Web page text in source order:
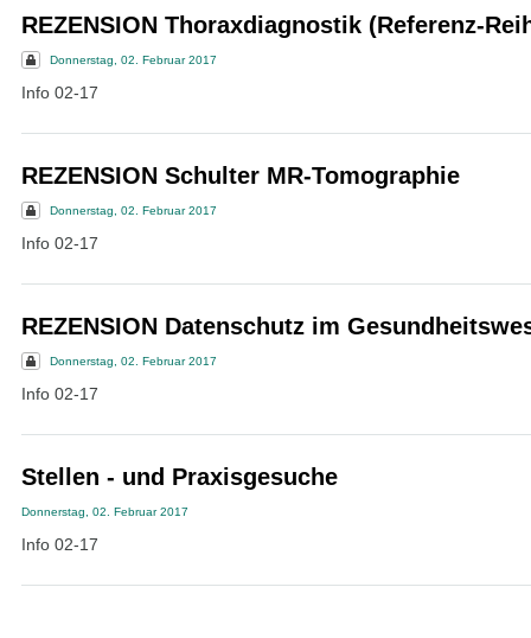
REZENSION Thoraxdiagnostik (Referenz-
Donnerstag, 02. Februar 2017
Info 02-17
REZENSION Schulter MR-Tomographie
Donnerstag, 02. Februar 2017
Info 02-17
REZENSION Datenschutz im
Donnerstag, 02. Februar 2017
Info 02-17
Stellen - und Praxisgesuche
Donnerstag, 02. Februar 2017
Info 02-17